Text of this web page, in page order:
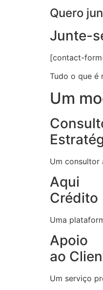
Quero
Junte-
[contact-
Tudo o que é
Um
Um consultor
Aqui
Crédito
Uma
Apoio
ao
Um serviço